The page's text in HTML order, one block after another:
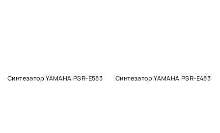
Синтезатор YAMAHA PSR-E583 Синтезатор YAMAHA PSR-E483